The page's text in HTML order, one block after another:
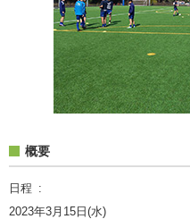
概要
日程
2023年3月15日(水)